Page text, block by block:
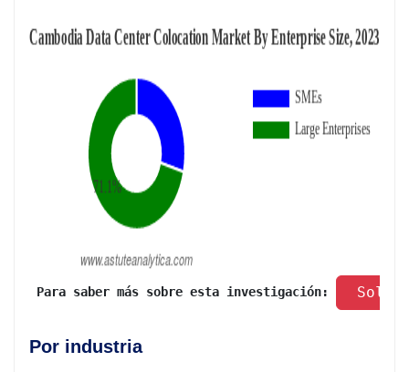
Para saber más sobre esta investigación:
Por industria